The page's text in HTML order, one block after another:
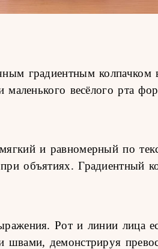
градиентным колпачком
маленького весёлого рта
и равномерный по
объятиях. Градиентный
Рот и линии лица
швами, демонстрируя